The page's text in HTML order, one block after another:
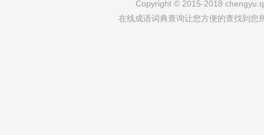
Copyright © 2015-2018
在线成语词典查询让您方便的查找到您